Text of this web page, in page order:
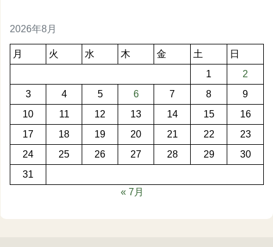
2026年8月
月 火 水 木 金 土
日
1
2
3
4 5 6 7 8
9
10
11 12 13 14 15
16
17
18 19 20 21 22
23
24
25 26 27 28 29
30
31
« 7月